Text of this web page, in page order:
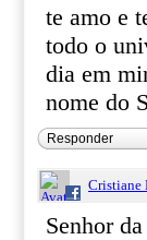
te amo e
todo o
dia em
nome do
Responder
Cristiane
Senhor